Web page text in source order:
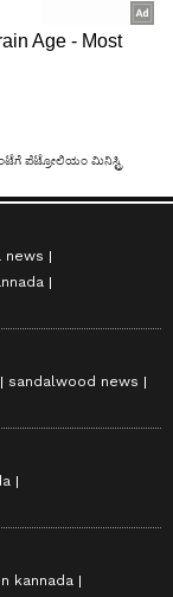
news
sandalwood news
kannada